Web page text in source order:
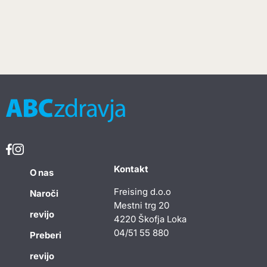
O nas
Naroči
revijo
Preberi
revijo
Kontakt
Freising d.o.o
Mestni trg 20
4220 Škofja Loka
04/51 55 880